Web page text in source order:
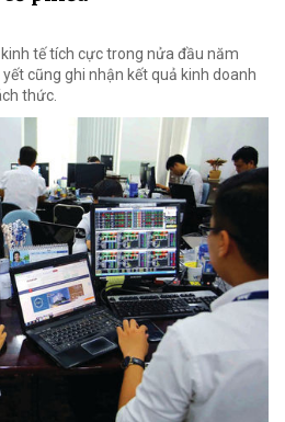
tế tích cực trong nửa đầu năm
cũng ghi nhận kết quả kinh doanh
thức.